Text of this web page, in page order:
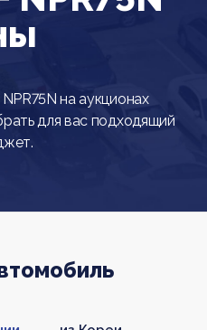
на аукционах
для вас подходящий